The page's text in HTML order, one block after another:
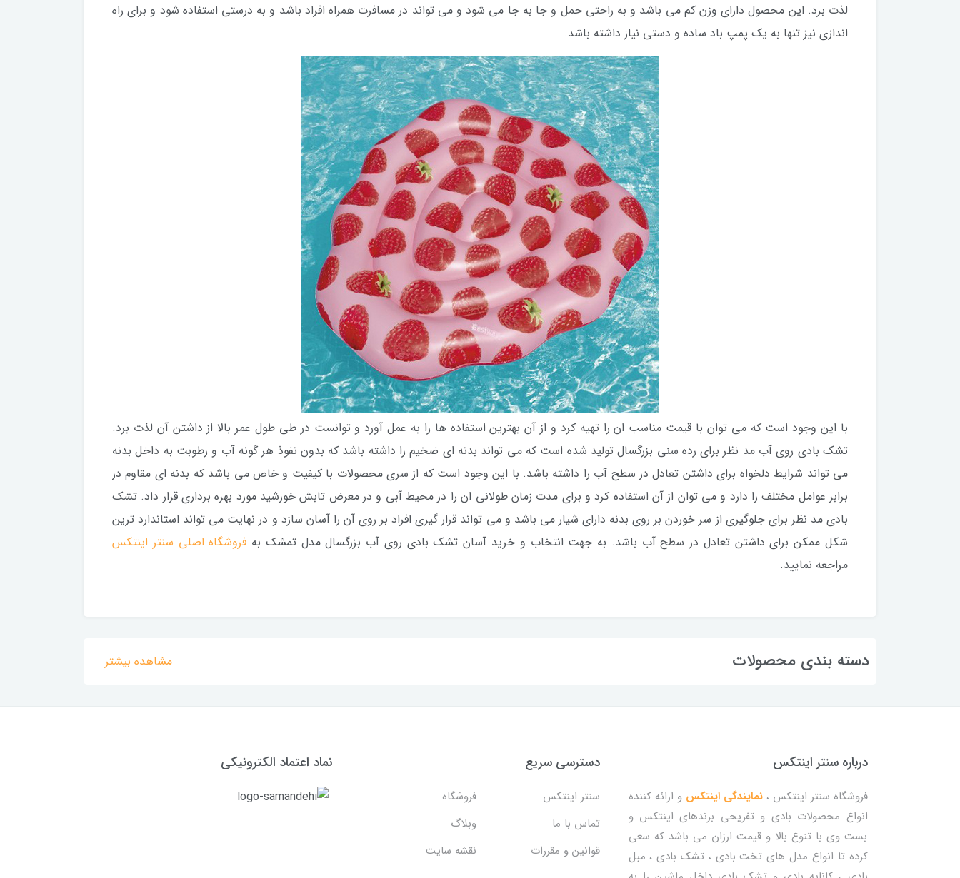
لذت برد. این محصول دارای وزن کم می باشد و به راحتی حمل و جا به جا می شود و می تواند در مسافرت همراه افراد باشد و به درستی استفاده شود و برای راه
اندازی نیز تنها به یک پمپ باد ساده و دستی نیاز داشته باشد.
با این وجود است که می توان با قیمت مناسب ان را تهیه کرد و از آن بهترین استفاده ها را به عمل آورد و توانست در طی طول عمر بالا از داشتن آن لذت برد.
تشک بادی روی آب مد نظر برای رده سنی بزرگسال تولید شده است که می تواند بدنه ای ضخیم را داشته باشد که بدون نفوذ هر گونه آب و رطوبت به داخل بدنه
می تواند شرایط دلخواه برای داشتن تعادل در سطح آب را داشته باشد. با این وجود است که از سری محصولات با کیفیت و خاص می باشد که بدنه ای مقاوم در
برابر عوامل مختلف را دارد و می توان از آن استفاده کرد و برای مدت زمان طولانی ان را در محیط آبی و در معرض تابش خورشید مورد بهره برداری قرار داد. تشک
بادی مد نظر برای جلوگیری از سر خوردن بر روی بدنه دارای شیار می باشد و می تواند قرار گیری افراد بر روی آن را آسان سازد و در نهایت می تواند استاندارد ترین
شکل ممکن برای داشتن تعادل در سطح آب باشد. به جهت انتخاب و خرید آسان تشک بادی روی آب بزرگسال مدل تمشک به فروشگاه اصلی سنتر اینتکس
مراجعه نمایید.
دسته بندی محصولات مشاهده بیشتر
درباره سنتر اینتکس
فروشگاه سنتر اینتکس ،نمایندگی اینتکس و ارائه کننده
انواع محصولات بادی و تفریحی برندهای اینتکس و
بست وی با تنوع بالا و قیمت ارزان می باشد که سعی
کرده تا انواع مدل های تخت بادی ، تشک بادی ، مبل
دسترسی سریع
سنتر اینتکس
فروشگاه
تماس با ما
وبلاگ
قوانین و مقررات
نقشه سایت
نماد اعتماد الکترونیکی